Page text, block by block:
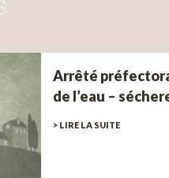
Arrêté
de l’eau –
> LIRE LA SUITE